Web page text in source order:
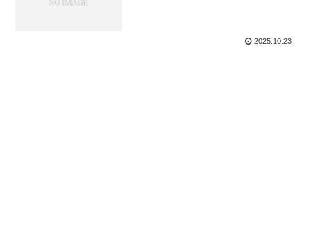
2025.10.23